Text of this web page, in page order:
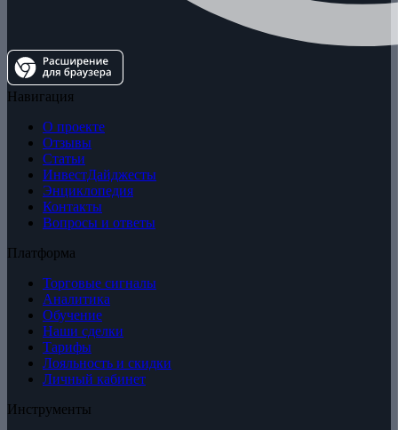
Навигация
О проекте
Отзывы
Статьи
ИнвестДайджесты
Энциклопедия
Контакты
Вопросы и ответы
Платформа
Торговые сигналы
Аналитика
Обучение
Наши сделки
Тарифы
Лояльность и скидки
Личный кабинет
Инструменты